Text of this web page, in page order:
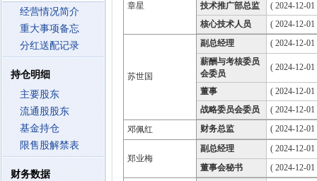
经营情况简介
重大事项备忘
分红送配记录
持仓明细
主要股东
流通股股东
基金持仓
限售股解禁表
财务数据
章星
技术推广部总监
( 2024-12-
核心技术人员
( 2024-12-
苏世国
副总经理
( 2024-12-
薪酬与考核委员
会委员
( 2024-12-
董事
( 2024-12-
战略委员会委员
( 2024-12-
邓佩红
财务总监 ( 2024-12-
郑业梅
副总经理
( 2024-12-
董事会秘书
( 2024-12-